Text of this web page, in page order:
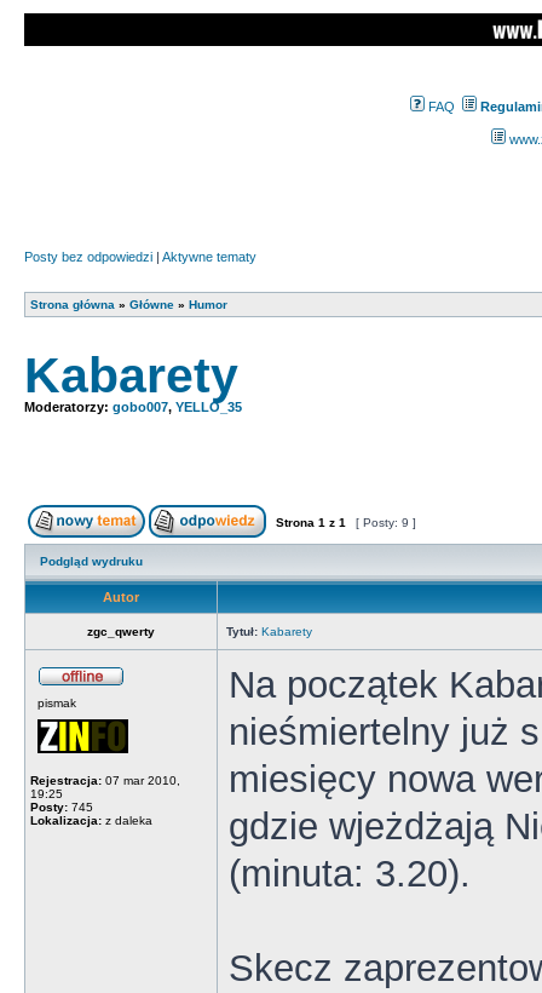
FAQ
Posty bez odpowiedzi | Aktywne tematy
Strona główna » Główne » Humor
Kabarety
Moderatorzy: gobo007, YELLO_35
Strona 1 z 1 [ Posty: 9 ]
Podgląd wydruku
Autor
zgc_qwerty Tytuł: Kabarety
pismak
Rejestracja: 07 mar 2010,
19:25
Posty: 745
Lokalizacja: z daleka
Na początek
nieśmiertelny już
miesięcy nowa
gdzie wjeżdżają
(minuta: 3.20).
Skecz